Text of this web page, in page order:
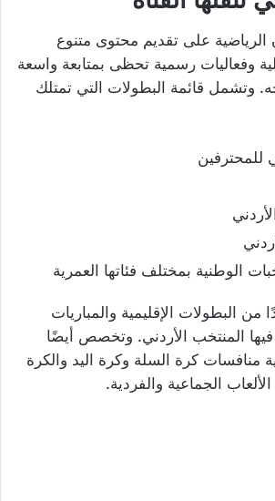
الرياضية على تقديم محتوى متنوع
وفعاليات رسمية تحظى بمتابعة واسعة
وتشمل قائمة البطولات التي تمتلك
للمحترفين
الوطنية بمختلف فئاتها العمرية
من البطولات الإقليمية والمباريات
فيها المنتخب الأردني. وتخصص أيضًا
منافسات كرة السلة وكرة اليد والكرة
الجماعية والفردية.